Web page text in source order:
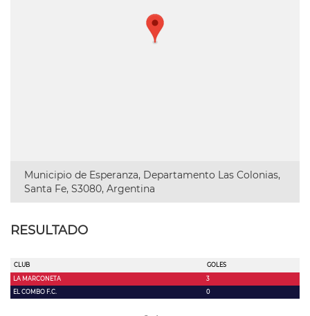
Municipio de Esperanza, Departamento Las Colonias,
Santa Fe, S3080, Argentina
RESULTADO
CLUB
GOLES
LA MARCONETA
3
EL COMBO F.C.
0